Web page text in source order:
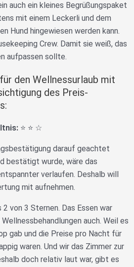
auch ein kleines Begrüßungspaket
mit einem Leckerli und dem
Hund hingewiesen werden kann.
Crew. Damit sie weiß, das
aufpassen sollte.
den Wellnessurlaub mit
des Preis-
⭐️ ⭐️ ☆
darauf geachtet
bestätigt wurde, wäre das
verlaufen. Deshalb will
mit aufnehmen.
von 3 Sternen. Das Essen war
auch. Weil es
gab und die Preise pro Nacht für
waren. Und wir das Zimmer zur
doch relativ laut war, gibt es